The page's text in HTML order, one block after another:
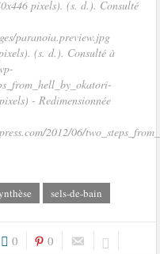
pixels). (s. d.). Consulté
paranoia.preview.jpg
(s. d.). Consulté à
- Redimensionnée
2012/06/
sels-de-bain
0 0